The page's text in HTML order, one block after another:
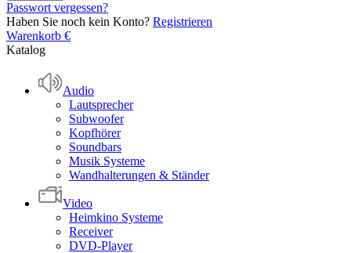
Passwort vergessen?
Haben Sie noch kein Konto? Registrieren
Warenkorb €
Katalog
Audio
Lautsprecher
Subwoofer
Kopfhörer
Soundbars
Musik Systeme
Wandhalterungen & Ständer
Video
Heimkino Systeme
Receiver
DVD-Player